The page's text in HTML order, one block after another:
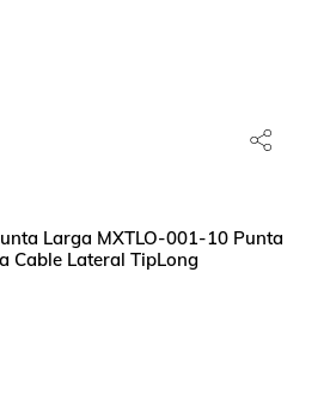
Larga MXTLO-001-10 Punta
Cable Lateral TipLong